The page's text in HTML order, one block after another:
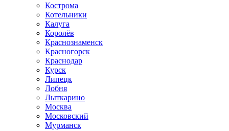
Кострома
Котельники
Калуга
Королёв
Краснознаменск
Красногорск
Краснодар
Курск
Липецк
Лобня
Лыткарино
Москва
Московский
Мурманск